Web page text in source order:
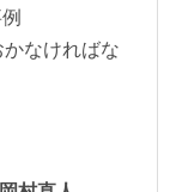
なければな